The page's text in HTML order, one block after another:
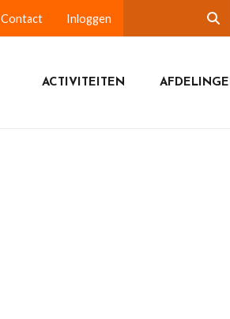
Contact Inloggen
ACTIVITEITEN